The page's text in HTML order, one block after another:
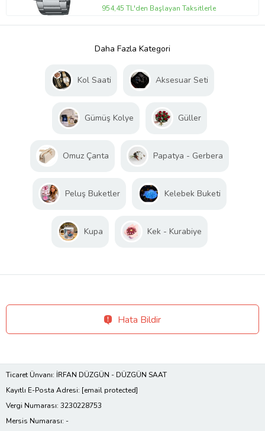
954,45 TL'den Başlayan Taksitlerle
Daha Fazla Kategori
Kol Saati Aksesuar Seti
Gümüş Kolye Güller
Omuz Çanta Papatya - Gerbera
Peluş Buketler Kelebek Buketi
Kupa Kek - Kurabiye
Hata Bildir
Ticaret Ünvanı: İRFAN DÜZGÜN - DÜZGÜN SAAT
Kayıtlı E-Posta Adresi: [email protected]
Vergi Numarası: 3230228753
Mersis Numarası: -